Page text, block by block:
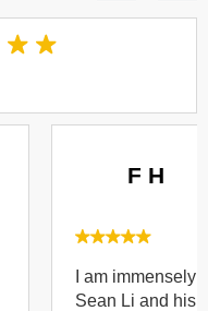
F H
I am immensely
Sean Li and his